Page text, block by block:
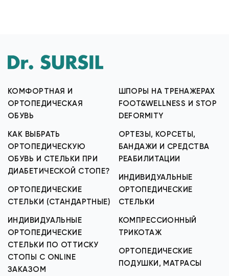
КОМФОРТНАЯ И
ОРТОПЕДИЧЕСКАЯ
ОБУВЬ
КАК ВЫБРАТЬ
ОРТОПЕДИЧЕСКУЮ
ОБУВЬ И СТЕЛЬКИ ПРИ
ДИАБЕТИЧЕСКОЙ СТОПЕ?
ОРТОПЕДИЧЕСКИЕ
СТЕЛЬКИ (СТАНДАРТНЫЕ)
ИНДИВИДУАЛЬНЫЕ
ОРТОПЕДИЧЕСКИЕ
СТЕЛЬКИ ПО ОТТИСКУ
СТОПЫ С ONLINE
ЗАКАЗОМ
ШПОРЫ НА ТРЕНАЖЕРАХ
FOOT&WELLNESS И STOP
DEFORMITY
ОРТЕЗЫ, КОРСЕТЫ,
БАНДАЖИ И СРЕДСТВА
РЕАБИЛИТАЦИИ
ИНДИВИДУАЛЬНЫЕ
ОРТОПЕДИЧЕСКИЕ
СТЕЛЬКИ
КОМПРЕССИОННЫЙ
ТРИКОТАЖ
ОРТОПЕДИЧЕСКИЕ
ПОДУШКИ, МАТРАСЫ